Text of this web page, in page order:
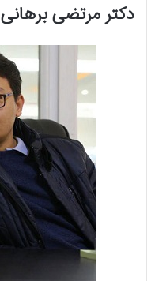
دکتر مرتضی برهانی